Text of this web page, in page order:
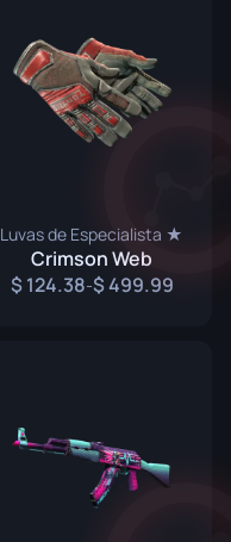
Luvas de Especialista ★
Crimson Web
124.38- 499.99